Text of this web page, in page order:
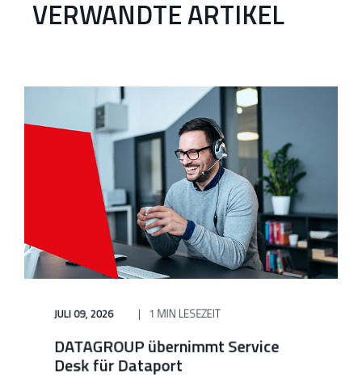
VERWANDTE ARTIKEL
JULI 09, 2026 1 MIN LESEZEIT
DATAGROUP übernimmt Service
Desk für Dataport